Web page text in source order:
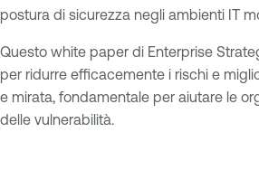
postura di sicurezza negli ambienti IT
Questo white paper di Enterprise
per ridurre efficacemente i rischi e
e mirata, fondamentale per aiutare le
delle vulnerabilità.